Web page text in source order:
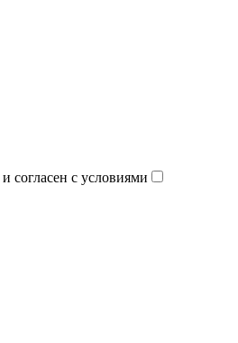
и согласен с условиями